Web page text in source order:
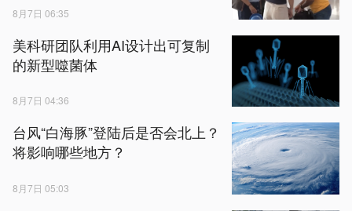
8月7日 06:35
美科研团队利用AI设计出可复制
的新型噬菌体
8月7日 04:36
台风“白海豚”登陆后是否会北上？
将影响哪些地方？
8月7日 05:03